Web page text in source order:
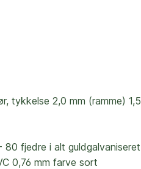
tykkelse 2,0 mm (ramme) 1,5
80 fjedre i alt guldgalvaniseret
0,76 mm farve sort